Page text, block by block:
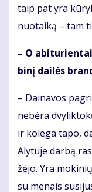
taip pat yra
nuo­tai­ką – tam
– O
bi­nį dai­lės
– Dai­na­vos
ne­bė­ra
ir ko­le­ga ta­po,
Aly­tu­je dar­bą
žė­jo. Yra
su me­nais